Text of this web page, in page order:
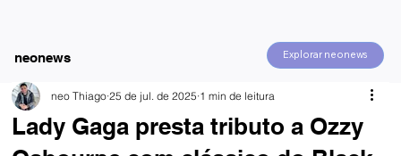
Explorar neonews
neonews
Lady Gaga presta tributo a Ozzy
neo Thiago 25 de jul. de 2025 1 min de leitura